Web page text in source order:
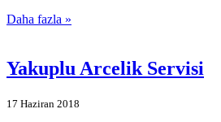
Daha fazla »
Yakuplu Arcelik Servisi
17 Haziran 2018